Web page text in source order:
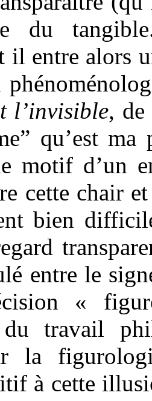
du
il entre alors
l’invisible, de
qu’est
motif d’un
cette chair
bien
entre le
«
du travail
la
à cette